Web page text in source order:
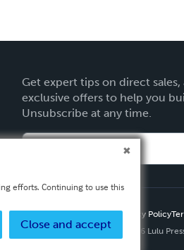
Get expert tips on direct
exclusive offers to help you
Unsubscribe at any time.
Privacy Policy
Copyright ©
2026 Lulu
efforts. Continuing to use this
Close and accept